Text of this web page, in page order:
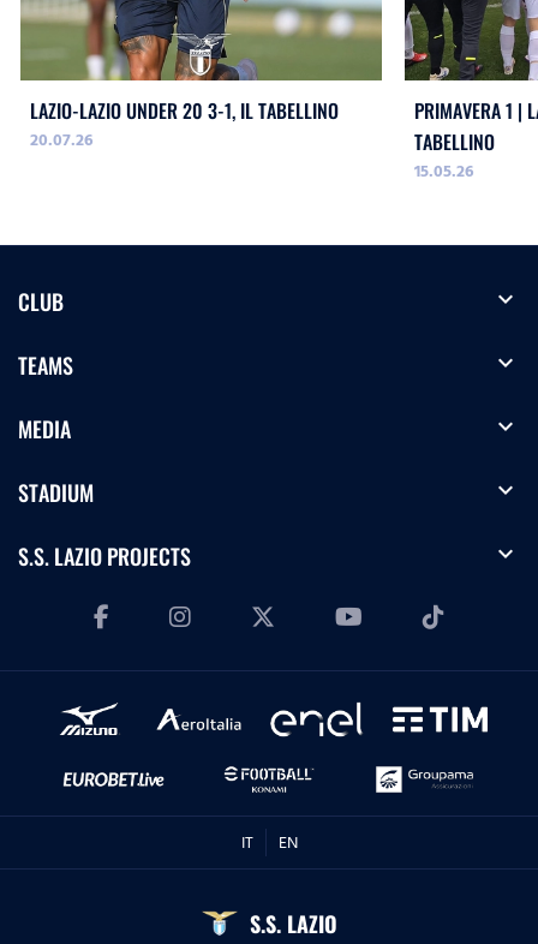
LAZIO-LAZIO UNDER 20 3-1, IL TABELLINO
20.07.26
PRIMAVERA 1 |
TABELLINO
15.05.26
CLUB expand_more
TEAMS expand_more
MEDIA expand_more
STADIUM expand_more
S.S. LAZIO PROJECTS expand_more
IT EN
S.S. LAZIO